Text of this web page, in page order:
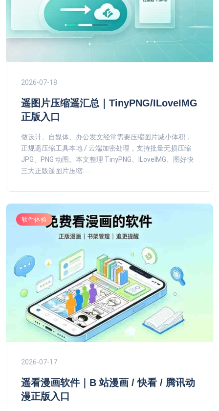
2026-07-18
遥图片压缩遥汇总｜TinyPNG/ILoveIMG
正版入口
做设计、自媒体、办公发文经常需要压缩图片减小体积，
正规遥压缩工具本地 / 云端加密处理，支持批量无损压缩
JPG、PNG 动图。本文整理 TinyPNG、ILoveIMG、图好快
三大正版遥图片压缩......
软件体验
2026-07-17
遥看漫画软件｜B 站漫画 / 快看 / 腾讯动
漫正版入口